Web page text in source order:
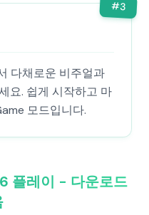
#3
다채로운 비주얼과
요. 쉽게 시작하고 마
모드입니다.
플레이 - 다운로드